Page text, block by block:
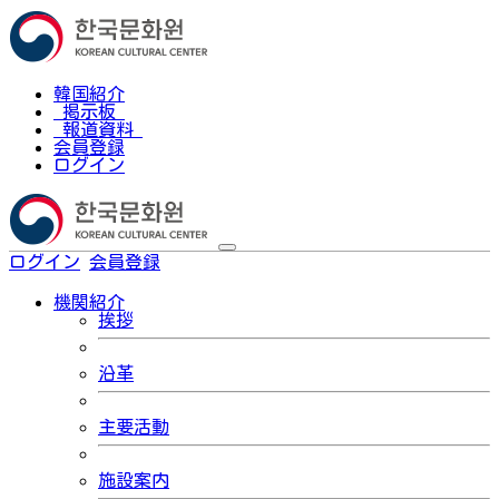
韓国紹介
掲示板
報道資料
会員登録
ログイン
ログイン 会員登録
機関紹介
挨拶
沿革
主要活動
施設案内